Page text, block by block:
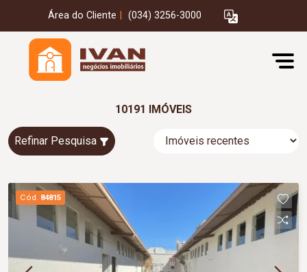
Área do Cliente (034) 3256-3000
10191 IMÓVEIS
Refinar Pesquisa
Cód. 84815